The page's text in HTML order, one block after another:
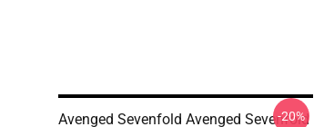
Avenged Sevenfold Avenged Sevenfold
-20%